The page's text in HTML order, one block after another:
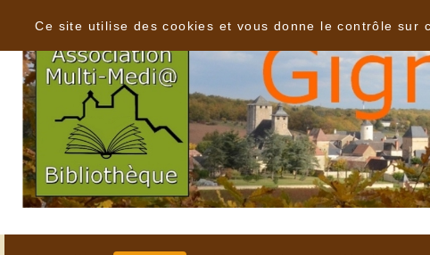
Ce site utilise des cookies et vous donne le contrôle sur